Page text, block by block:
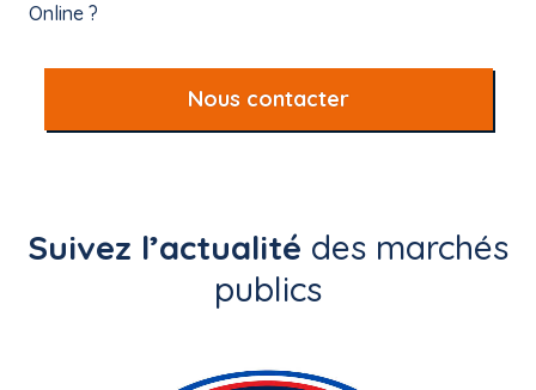
Online ?
Nous contacter
Suivez l’actualité des marchés
publics